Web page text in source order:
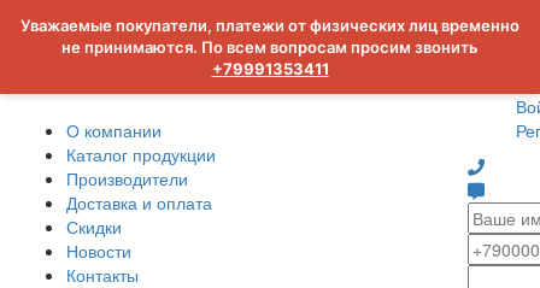
Уважаемые покупатели, платежи от физических лиц временно
не принимаются. По всем вопросам просим звонить
+79991353411
О компании
Каталог продукции
Производители
Доставка и оплата
Скидки
Новости
Контакты